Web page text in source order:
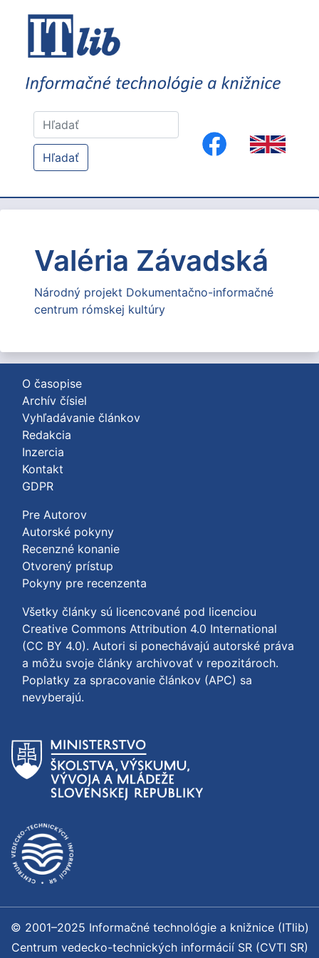
Hľadať
Valéria Závadská
Národný projekt Dokumentačno-informačné
centrum rómskej kultúry
O časopise
Archív čísiel
Vyhľadávanie článkov
Redakcia
Inzercia
Kontakt
GDPR
Pre Autorov
Autorské pokyny
Recenzné konanie
Otvorený prístup
Pokyny pre recenzenta
Všetky články sú licencované pod licenciou
Creative Commons Attribution 4.0 International
(CC BY 4.0). Autori si ponechávajú autorské práva
a môžu svoje články archivovať v repozitároch.
Poplatky za spracovanie článkov (APC) sa
nevyberajú.
© 2001–2025 Informačné technológie a knižnice (ITlib)
Centrum vedecko-technických informácií SR (CVTI SR)